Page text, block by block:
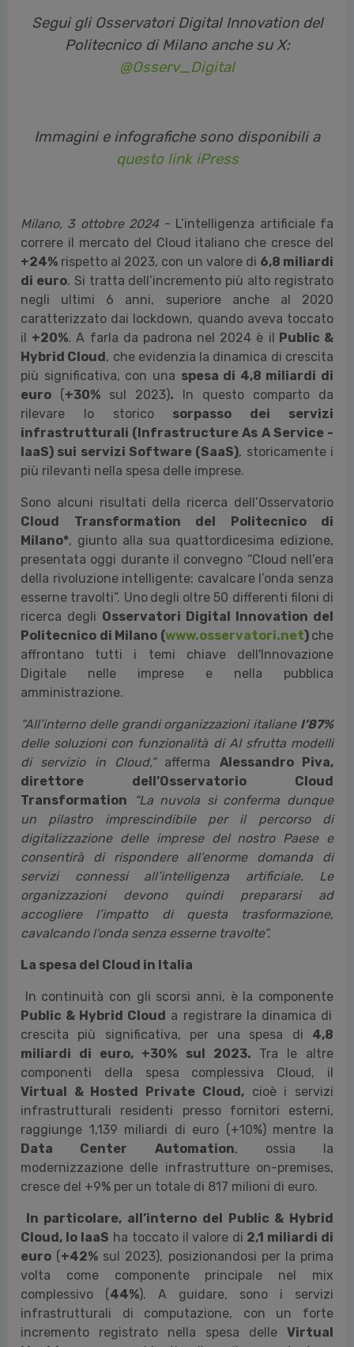
abilitante per l’innovazione. In particolare, i
servizi di infrastruttura hanno toccato il
valore di 2,1 miliardi di euro (+42% sul 2023),
posizionandosi per la prima volta come
Segui gli Osservatori Digital Innovation del
Immagini e infografiche sono disponibili a
questo link iPress
Milano, 3 ottobre 2024- L’intelligenza artificiale fa
correre il mercato del Cloud italiano che cresce del
+24%
rispetto al 2023, con un valore di6,8 miliardi
di euro
. Si tratta dell’incremento più alto registrato
negli ultimi 6 anni, superiore anche al 2020
caratterizzato dai lockdown, quando aveva toccato
il+20%. A farla da padrona nel 2024 è il
Hybrid Cloud, che evidenzia la dinamica di crescita
più significativa, con una spesa di 4,8 miliardi di
euro(+30%sul 2023) .In questo comparto da
rilevare lo storico sorpasso dei servizi
infrastrutturali (Infrastructure As A Service -
IaaS) sui servizi Software (SaaS), storicamente i
più rilevanti nella spesa delle imprese.
Sono alcuni risultati della ricerca dell’Osservatorio
Cloud Transformation del Politecnico di
Milano*
, giunto alla sua quattordicesima edizione,
presentata oggi durante il convegno “Cloud nell’era
della rivoluzione intelligente: cavalcare l’onda senza
esserne travolti”. Uno degli oltre 50 differenti filoni di
ricerca degliOsservatori Digital Innovation del
Politecnico di Milano (www.osservatori.net)che
affrontano tutti i temi chiave dell'Innovazione
Digitale nelle imprese e nella pubblica
amministrazione.
“All’interno delle grandi organizzazioni italianel’87%
delle soluzioni con funzionalità di AI sfrutta modelli
di servizio in Cloud,”affermaAlessandro Piva,
direttore dell’Osservatorio Cloud
Transformation “La nuvola si conferma dunque
un pilastro imprescindibile per il percorso di
consentirà di rispondere all’enorme domanda di
servizi connessi all’intelligenza artificiale. Le
organizzazioni devono quindi prepararsi ad
accogliere l’impatto di questa trasformazione,
cavalcando l'onda senza esserne travolte”.
La spesa del Cloud in Italia
In continuità con gli scorsi anni, è la componente
Public & Hybrid Clouda registrare la dinamica di
crescita più significativa, per una spesa di4,8
miliardi di euro, +30% sul 2023.Tra le altre
componenti della spesa complessiva Cloud, il
Virtual & Hosted Private Cloud, cioè i servizi
infrastrutturali residenti presso fornitori esterni,
raggiunge 1,139 miliardi di euro (+10%) mentre la
Data Center Automation
, ossia la
modernizzazione delle infrastrutture on-premises,
cresce del +9% per un totale di 817 milioni di euro.